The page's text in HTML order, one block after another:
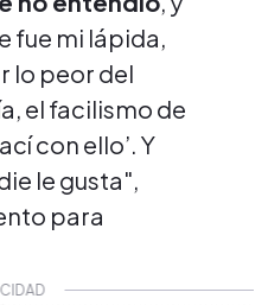
fue mi lápida,
lo peor del
el facilismo de
con ello’. Y
le gusta",
para